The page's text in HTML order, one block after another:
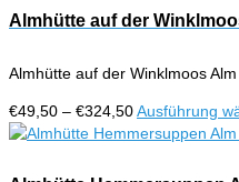
€324,50
Almhütte auf der
Almhütte auf der Winklmoos
€49,50 – €324,50Preisspanne:
€49,50
Ausführung